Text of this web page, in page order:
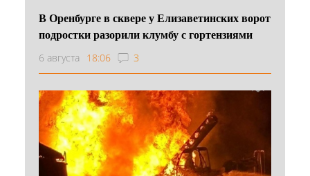
В Оренбурге в сквере у Елизаветинских ворот
подростки разорили клумбу с гортензиями
6 августа 18:06 3